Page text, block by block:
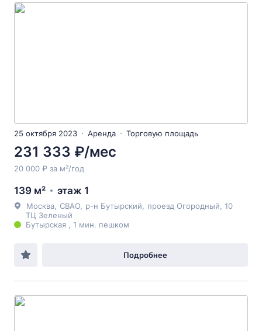
25 октября 2023 Аренда Торговую площадь
231 333 ₽/мес
20 000 ₽ за м²/год
139 м² этаж 1
Москва СВАО р-н Бутырский проезд Огородный , 10
ТЦ Зеленый
Бутырская , 1 мин. пешком
Подробнее